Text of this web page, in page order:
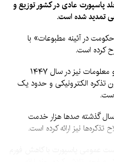
بیش از ۶۵۰ هزار جلد پاسپورت عادی در کشور توزیع و
در آئینه مطبوعات» با
کرده است.
به گفته او، اداره عمومی احصائیه و معلومات نیز در سال ۱۴۴۷
الکترونیکی و حدود یک
سال گذشته صدها هزار خدمت
نیز ارائه کرده است.